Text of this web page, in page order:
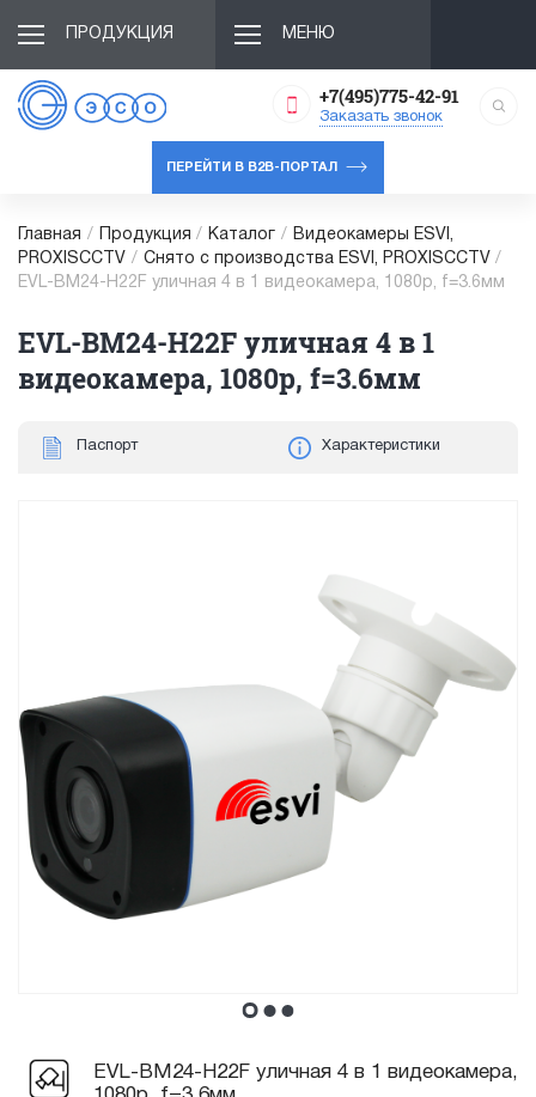
ПРОДУКЦИЯ МЕНЮ
+7(495)775-42-91
Заказать звонок
ПЕРЕЙТИ В B2B-ПОРТАЛ
Главная / Продукция / Каталог /
Видеокамеры ESVI,
PROXISCCTV / Снято с производства ESVI, PROXISCCTV /
EVL-BM24-H22F уличная 4 в 1 видеокамера, 1080p, f=3.6мм
EVL-BM24-H22F уличная 4 в 1
видеокамера, 1080p, f=3.6мм
Паспорт Характеристики
EVL-BM24-H22F уличная 4 в 1 видеокамера,